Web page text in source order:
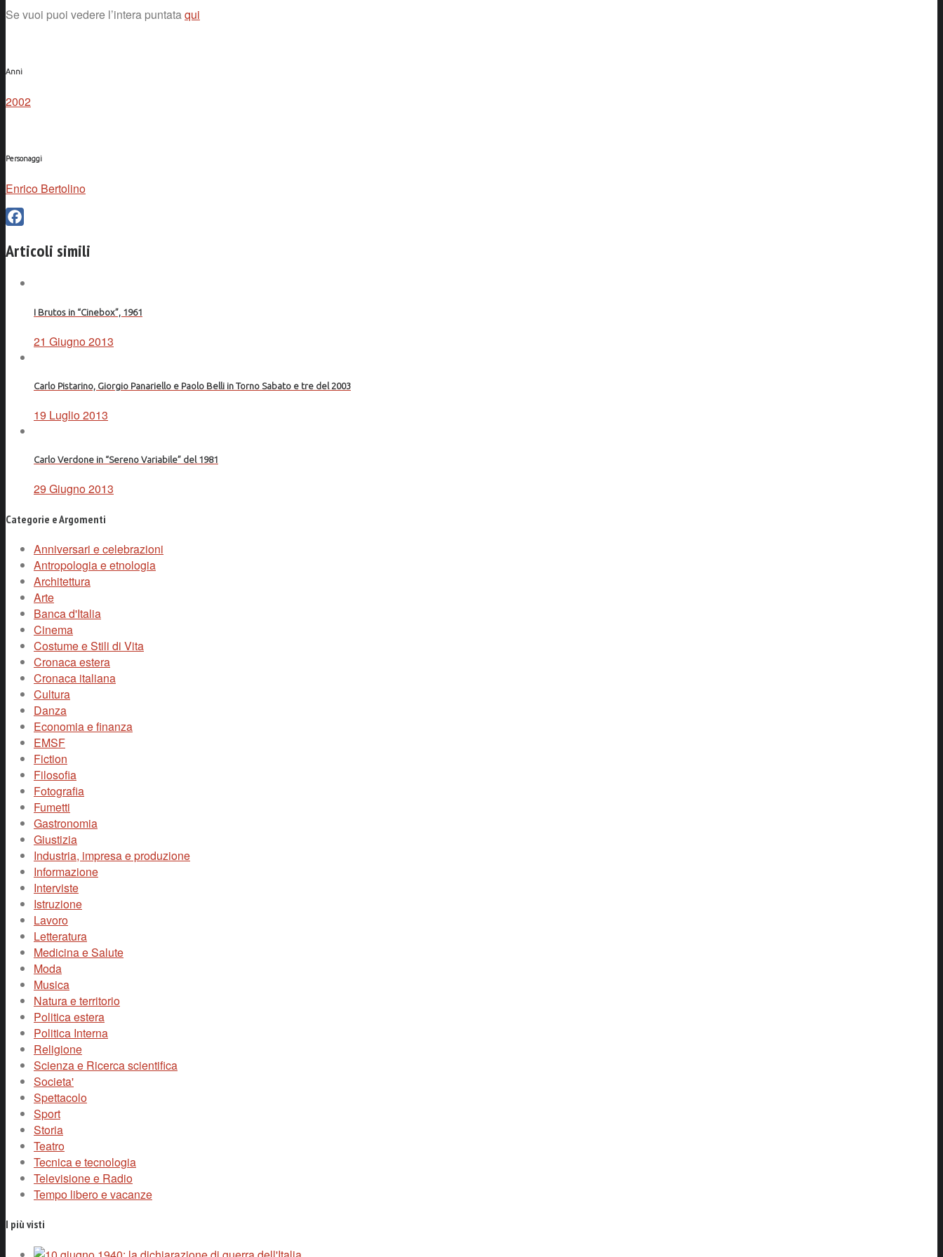
Se vuoi puoi vedere l’intera puntataqui
Anni
2002
Personaggi
Enrico Bertolino
Articoli simili
I Brutos in “Cinebox”, 1961
21 Giugno 2013
Carlo Pistarino, Giorgio Panariello e Paolo Belli in Torno Sabato e tre del 2003
19 Luglio 2013
Carlo Verdone in “Sereno Variabile” del 1981
29 Giugno 2013
Categorie e Argomenti
Anniversari e celebrazioni
Antropologia e etnologia
Architettura
Arte
Banca d'Italia
Cinema
Costume e Stili di Vita
Cronaca estera
Cronaca italiana
Cultura
Danza
Economia e finanza
EMSF
Fiction
Filosofia
Fotografia
Fumetti
Gastronomia
Giustizia
Industria, impresa e produzione
Informazione
Interviste
Istruzione
Lavoro
Letteratura
Medicina e Salute
Moda
Musica
Natura e territorio
Politica estera
Politica Interna
Religione
Scienza e Ricerca scientifica
Societa'
Spettacolo
Sport
Storia
Teatro
Tecnica e tecnologia
Televisione e Radio
Tempo libero e vacanze
I più visti